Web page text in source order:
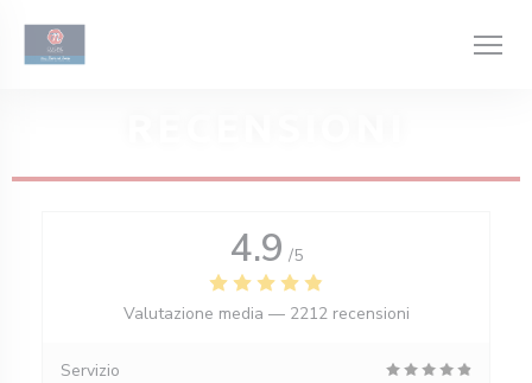
4.9 /5
Valutazione media — 2212 recensioni
Servizio